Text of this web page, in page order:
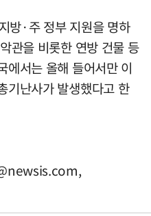
방·주 정부 지원을 명하
관을 비롯한 연방 건물 등
에서는 올해 들어서만 이
기난사가 발생했다고 한
,